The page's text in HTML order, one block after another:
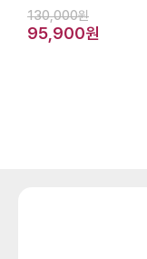
130,000원
95,900원